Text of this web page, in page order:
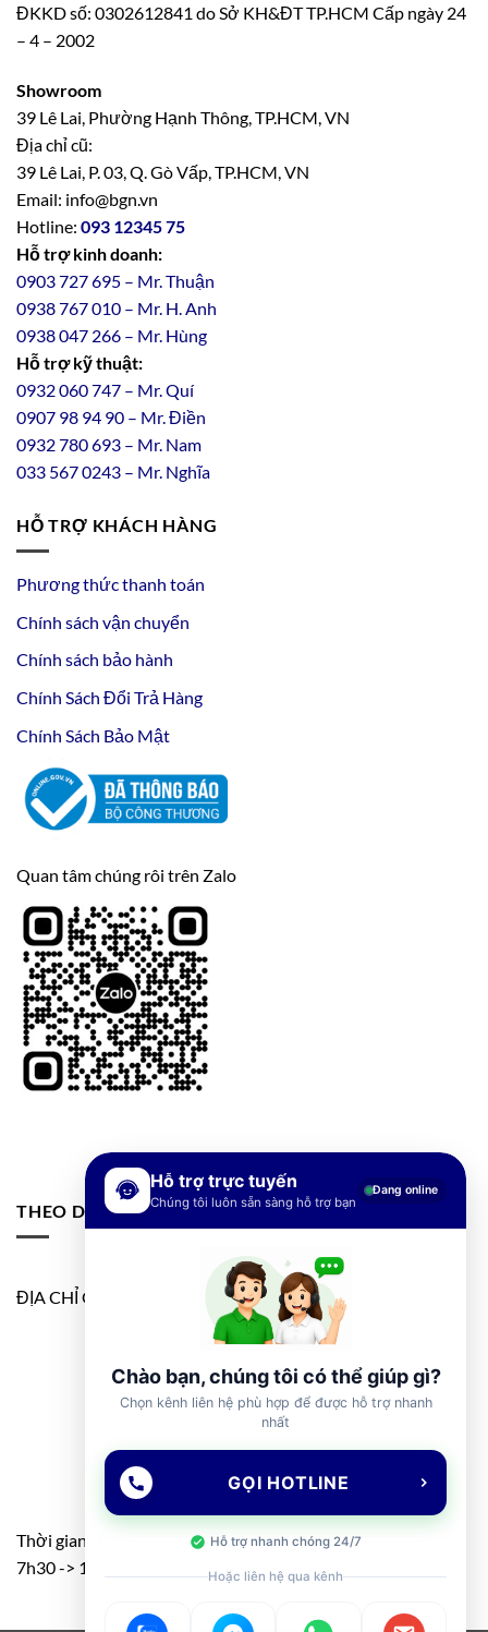
ĐKKD số: 0302612841 do Sở KH&ĐT TP.HCM Cấp ngày 24
– 4 – 2002
Showroom
39 Lê Lai, Phường Hạnh Thông, TP.HCM, VN
Địa chỉ cũ:
39 Lê Lai, P. 03, Q. Gò Vấp, TP.HCM, VN
Email: info@bgn.vn
Hotline: 093 12345 75
Hỗ trợ kinh doanh:
0903 727 695 – Mr. Thuận
0938 767 010 – Mr. H. Anh
0938 047 266 – Mr. Hùng
Hỗ trợ kỹ thuật:
0932 060 747 – Mr. Quí
0907 98 94 90 – Mr. Điền
0932780693 – Mr. Nam
033 567 0243 – Mr. Nghĩa
HỖ TRỢ KHÁCH HÀNG
Phương thức thanh toán
Chính sách vận chuyển
Chính sách bảo hành
Chính Sách Đổi Trả Hàng
Chính Sách Bảo Mật
Quan tâm chúng rôi trên Zalo
THEO DÕI FANPAGE
ĐỊA CHỈ GOOGLE MAP
Thời gian: T2 – T7
7h30 -> 11h30 – 13h00 -> 17h00
Hỗ trợ trực tuyến
Chúng tôi luôn sẵn sàng hỗ trợ bạn
Đang online
Chào bạn, chúng tôi có thể giúp gì?
Chọn kênh liên hệ phù hợp để được hỗ trợ nhanh
nhất
GỌI HOTLINE
Hỗ trợ nhanh chóng 24/7
Hoặc liên hệ qua kênh